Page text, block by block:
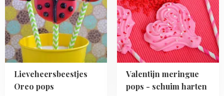
Lieveheersbeestjes
Oreo pops
pops
Valentijn meringue
pops - schuim harten
pops
-
schuim
harten